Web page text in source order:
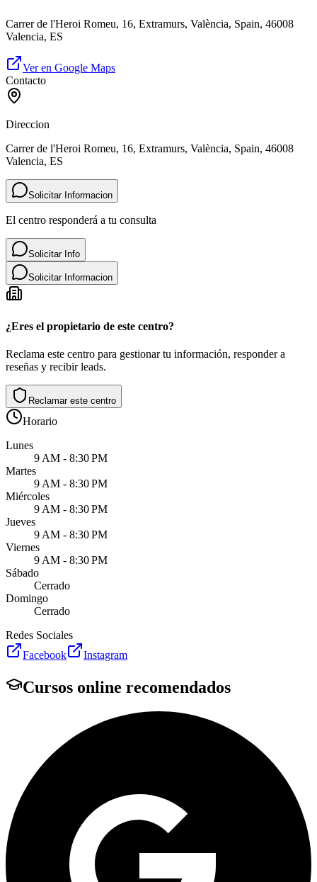
Carrer de l'Heroi Romeu, 16, Extramurs, València, Spain, 46008
Valencia, ES
Ver en Google Maps
Contacto
Direccion
Carrer de l'Heroi Romeu, 16, Extramurs, València, Spain, 46008
Valencia, ES
Solicitar Informacion
El centro responderá a tu consulta
Solicitar Info
Solicitar Informacion
¿Eres el propietario de este centro?
Reclama este centro para gestionar tu información, responder a
reseñas y recibir leads.
Reclamar este centro
Horario
Lunes
9 AM - 8:30 PM
Martes
9 AM - 8:30 PM
Miércoles
9 AM - 8:30 PM
Jueves
9 AM - 8:30 PM
Viernes
9 AM - 8:30 PM
Sábado
Cerrado
Domingo
Cerrado
Redes Sociales
Facebook
Instagram
Cursos online recomendados